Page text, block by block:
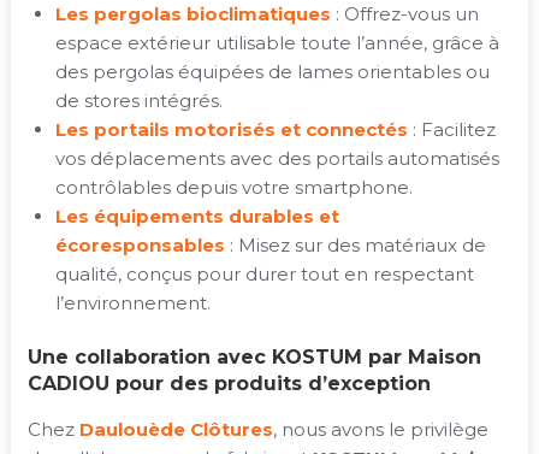
Les pergolas bioclimatiques : Offrez-vous un
espace extérieur utilisable toute l’année, grâce à
des pergolas équipées de lames orientables ou
de stores intégrés.
Les portails motorisés et connectés : Facilitez
vos déplacements avec des portails automatisés
contrôlables depuis votre smartphone.
Les équipements durables et
écoresponsables : Misez sur des matériaux de
qualité, conçus pour durer tout en respectant
l’environnement.
Une collaboration avec KOSTUM par Maison
CADIOU pour des produits d’exception
Chez Daulouède Clôtures, nous avons le privilège